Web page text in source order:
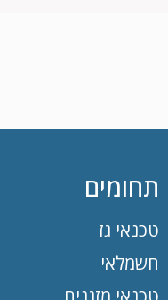
תחומים
טכנאי גז
חשמלאי